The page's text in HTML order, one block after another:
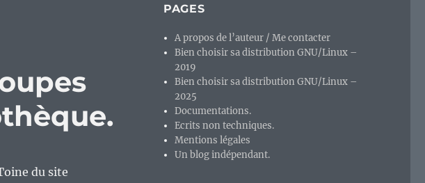
du site
PAGES
A propos de l’auteur / Me contacter
Bien choisir sa distribution GNU/Linux –
2019
Bien choisir sa distribution GNU/Linux –
2025
Documentations.
Ecrits non techniques.
Mentions légales
Un blog indépendant.